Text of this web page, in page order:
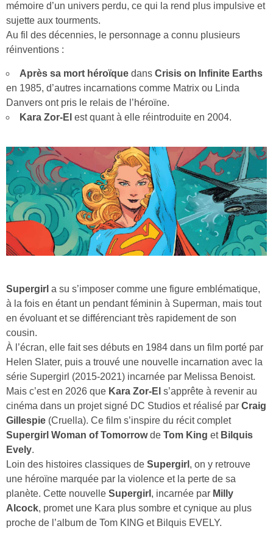
mémoire d’un univers perdu, ce qui la rend plus impulsive et
sujette aux tourments.
Au fil des décennies, le personnage a connu plusieurs
réinventions :
Après sa mort héroïque dans Crisis on Infinite Earths
en 1985, d’autres incarnations comme Matrix ou Linda
Danvers ont pris le relais de l’héroïne.
Kara Zor-El est quant à elle réintroduite en 2004.
Supergirl a su s’imposer comme une figure emblématique,
à la fois en étant un pendant féminin à Superman, mais tout
en évoluant et se différenciant très rapidement de son
cousin.
À l’écran, elle fait ses débuts en 1984 dans un film porté par
Helen Slater, puis a trouvé une nouvelle incarnation avec la
série Supergirl (2015-2021) incarnée par Melissa Benoist.
Mais c’est en 2026 que Kara Zor-El s’apprête à revenir au
cinéma dans un projet signé DC Studios et réalisé par Craig
Gillespie (Cruella). Ce film s’inspire du récit complet
Supergirl Woman of Tomorrowde Tom King et Bilquis
Evely.
Loin des histoires classiques de Supergirl , on y retrouve
une héroïne marquée par la violence et la perte de sa
planète. Cette nouvelle Supergirl , incarnée par Milly
Alcock, promet une Kara plus sombre et cynique au plus
proche de l’album de Tom KING et Bilquis EVELY.